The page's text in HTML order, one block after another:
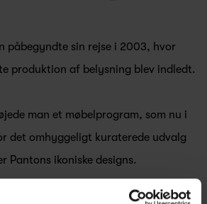
påbegyndte sin rejse i 2003, hvor
produktion af belysning blev indledt.
man et møbelprogram, som nu i
det omhyggeligt kuraterede udvalg
Pantons ikoniske designs.